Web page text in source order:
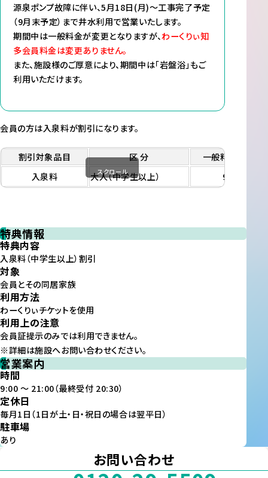
源泉ポンプ故障に伴い、5月18日(月)～工事完了予定
（9月末予定）まで井水利用で営業いたします。
期間中は一般料金が変更となりますが、わーくりぃ知
多会員料金は変更ありません。
また、施設様のご厚意により、期間中は「岩盤浴」もご
利用いただけます。
会員の方は入泉料が割引になります。
割引対象品目 区 分 一般料金
入泉料
大人（中学生以上） 950 円
スクロール
特典情報
特典内容
入泉料（中学生以上）割引
対象
会員とその同居家族
利用方法
わーくりぃチケットを使用
利用上の注意
会員証提示のみでは利用できません。
※詳細は施設へお問い合わせください。
営業案内
時間
9:00 ～ 21:00（最終受付 20:30）
定休日
毎月1日（1日が土・日・祝日の場合は翌平日）
駐車場
あり
お問い合わせ